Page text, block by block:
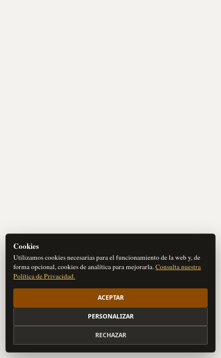
Cookies
Utilizamos cookies necesarias para el funcionamiento de la web y, de
forma opcional, cookies de analítica para mejorarla.Consulta nuestra
Política de Privacidad.
ACEPTAR
PERSONALIZAR
RECHAZAR